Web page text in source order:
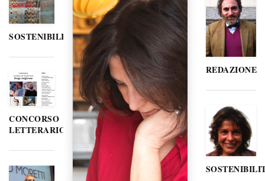
SOSTENIBILITÀ
CONCORSO
LETTERARIO
REDAZIONE